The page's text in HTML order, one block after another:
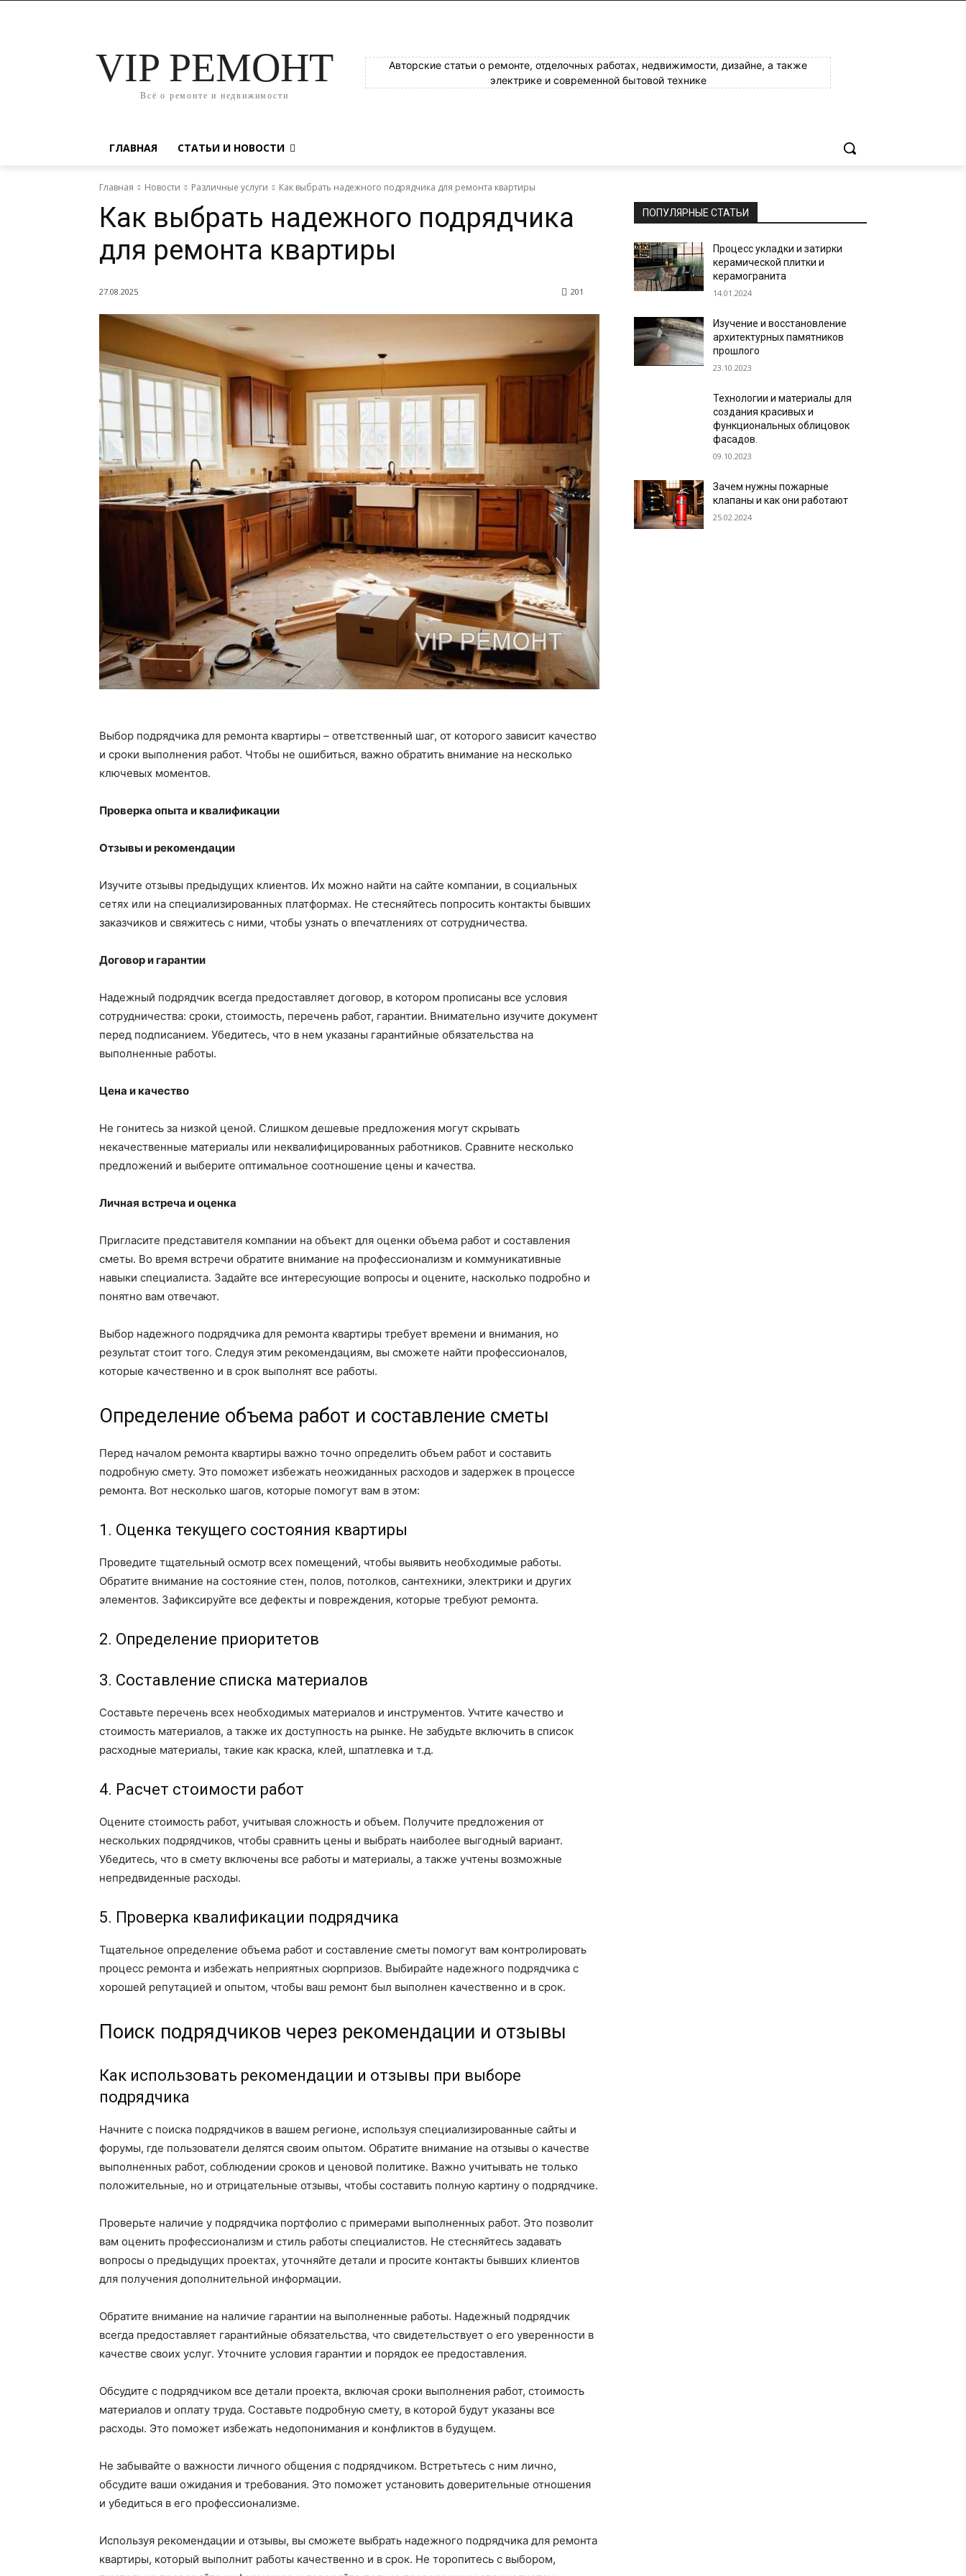
VIP РЕМОНТ
Всё о ремонте и недвижимости
Авторские статьи о ремонте, отделочных работах, недвижимости, дизайне, а также
электрике и современной бытовой технике
ГЛАВНАЯ СТАТЬИ И НОВОСТИ
Главная Новости Различные услуги Как выбрать надежного подрядчика для ремонта квартиры
Как выбрать надежного подрядчика
для ремонта квартиры
27.08.2025 201
Выбор подрядчика для ремонта квартиры – ответственный шаг, от которого зависит качество
и сроки выполнения работ. Чтобы не ошибиться, важно обратить внимание на несколько
ключевых моментов.
Проверка опыта и квалификации
Отзывы и рекомендации
Изучите отзывы предыдущих клиентов. Их можно найти на сайте компании, в социальных
сетях или на специализированных платформах. Не стесняйтесь попросить контакты бывших
заказчиков и свяжитесь с ними, чтобы узнать о впечатлениях от сотрудничества.
Договор и гарантии
Надежный подрядчик всегда предоставляет договор, в котором прописаны все условия
сотрудничества: сроки, стоимость, перечень работ, гарантии. Внимательно изучите документ
перед подписанием. Убедитесь, что в нем указаны гарантийные обязательства на
выполненные работы.
Цена и качество
Не гонитесь за низкой ценой. Слишком дешевые предложения могут скрывать
некачественные материалы или неквалифицированных работников. Сравните несколько
предложений и выберите оптимальное соотношение цены и качества.
Личная встреча и оценка
Пригласите представителя компании на объект для оценки объема работ и составления
сметы. Во время встречи обратите внимание на профессионализм и коммуникативные
навыки специалиста. Задайте все интересующие вопросы и оцените, насколько подробно и
понятно вам отвечают.
Выбор надежного подрядчика для ремонта квартиры требует времени и внимания, но
результат стоит того. Следуя этим рекомендациям, вы сможете найти профессионалов,
которые качественно и в срок выполнят все работы.
Определение объема работ и составление сметы
Перед началом ремонта квартиры важно точно определить объем работ и составить
подробную смету. Это поможет избежать неожиданных расходов и задержек в процессе
ремонта. Вот несколько шагов, которые помогут вам в этом:
1. Оценка текущего состояния квартиры
Проведите тщательный осмотр всех помещений, чтобы выявить необходимые работы.
Обратите внимание на состояние стен, полов, потолков, сантехники, электрики и других
элементов. Зафиксируйте все дефекты и повреждения, которые требуют ремонта.
2. Определение приоритетов
3. Составление списка материалов
Составьте перечень всех необходимых материалов и инструментов. Учтите качество и
стоимость материалов, а также их доступность на рынке. Не забудьте включить в список
расходные материалы, такие как краска, клей, шпатлевка и т.д.
4. Расчет стоимости работ
Оцените стоимость работ, учитывая сложность и объем. Получите предложения от
нескольких подрядчиков, чтобы сравнить цены и выбрать наиболее выгодный вариант.
Убедитесь, что в смету включены все работы и материалы, а также учтены возможные
непредвиденные расходы.
5. Проверка квалификации подрядчика
Тщательное определение объема работ и составление сметы помогут вам контролировать
процесс ремонта и избежать неприятных сюрпризов. Выбирайте надежного подрядчика с
хорошей репутацией и опытом, чтобы ваш ремонт был выполнен качественно и в срок.
Поиск подрядчиков через рекомендации и отзывы
Как использовать рекомендации и отзывы при выборе
подрядчика
Начните с поиска подрядчиков в вашем регионе, используя специализированные сайты и
форумы, где пользователи делятся своим опытом. Обратите внимание на отзывы о качестве
выполненных работ, соблюдении сроков и ценовой политике. Важно учитывать не только
положительные, но и отрицательные отзывы, чтобы составить полную картину о подрядчике.
Проверьте наличие у подрядчика портфолио с примерами выполненных работ. Это позволит
вам оценить профессионализм и стиль работы специалистов. Не стесняйтесь задавать
вопросы о предыдущих проектах, уточняйте детали и просите контакты бывших клиентов
для получения дополнительной информации.
Обратите внимание на наличие гарантии на выполненные работы. Надежный подрядчик
всегда предоставляет гарантийные обязательства, что свидетельствует о его уверенности в
качестве своих услуг. Уточните условия гарантии и порядок ее предоставления.
Обсудите с подрядчиком все детали проекта, включая сроки выполнения работ, стоимость
материалов и оплату труда. Составьте подробную смету, в которой будут указаны все
расходы. Это поможет избежать недопонимания и конфликтов в будущем.
Не забывайте о важности личного общения с подрядчиком. Встретьтесь с ним лично,
обсудите ваши ожидания и требования. Это поможет установить доверительные отношения
и убедиться в его профессионализме.
Используя рекомендации и отзывы, вы сможете выбрать надежного подрядчика для ремонта
квартиры, который выполнит работы качественно и в срок. Не торопитесь с выбором,
ПОПУЛЯРНЫЕ СТАТЬИ
Процесс укладки и затирки
керамической плитки и
керамогранита
14.01.2024
Изучение и восстановление
архитектурных памятников
прошлого
23.10.2023
Технологии и материалы для
создания красивых и
функциональных облицовок
фасадов.
09.10.2023
Зачем нужны пожарные
клапаны и как они работают
25.02.2024